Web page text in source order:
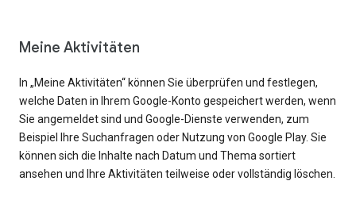
Meine Aktivitäten
In „Meine Aktivitäten“ können Sie überprüfen und festlegen,
welche Daten in Ihrem Google-Konto gespeichert werden, wenn
Sie angemeldet sind und Google-Dienste verwenden, zum
Beispiel Ihre Suchanfragen oder Nutzung von Google Play. Sie
können sich die Inhalte nach Datum und Thema sortiert
ansehen und Ihre Aktivitäten teilweise oder vollständig löschen.